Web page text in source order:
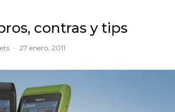
contras y tips
· 27 enero, 2011